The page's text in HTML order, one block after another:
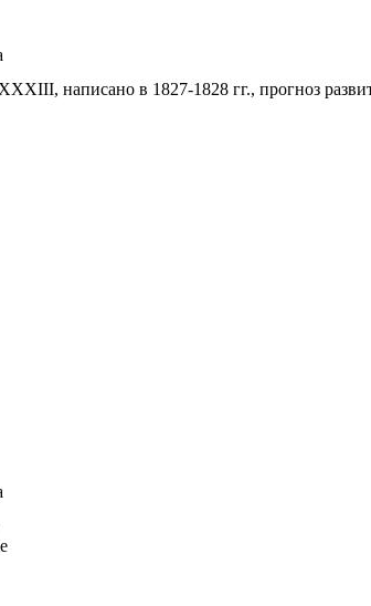
написано в 1827-1828 гг., прогноз